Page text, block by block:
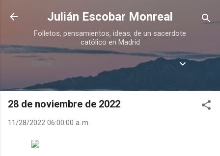
Ir al contenido principal
Julián Escobar Monreal
Folletos, pensamientos, ideas, de un sacerdote
católico en Madrid
Menú
28 de noviembre de 2022
11/28/2022 06:00:00 a. m.